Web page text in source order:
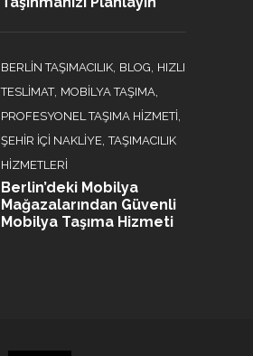
BERLIN TAŞIMACILIK BLOG HIZLI
TESLIMAT, MOBILYA TAŞIMA
PROFESYONEL TAŞIMA HIZMETI
ŞEHIR İÇI NAKLIYE ,TAŞIMACILIK
HIZMETLERI
Berlin’deki Mobilya
Mağazalarından Güvenli
Mobilya Taşıma Hizmeti